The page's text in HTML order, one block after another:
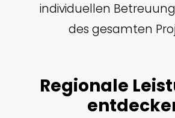
individuellen
des gesamten
Regionale